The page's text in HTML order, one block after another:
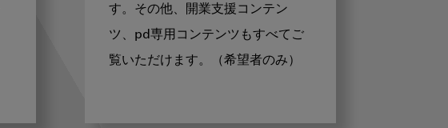
す。その他、開業支援コンテン
ツ、pd専用コンテンツもすべてご
覧いただけます。（希望者のみ）